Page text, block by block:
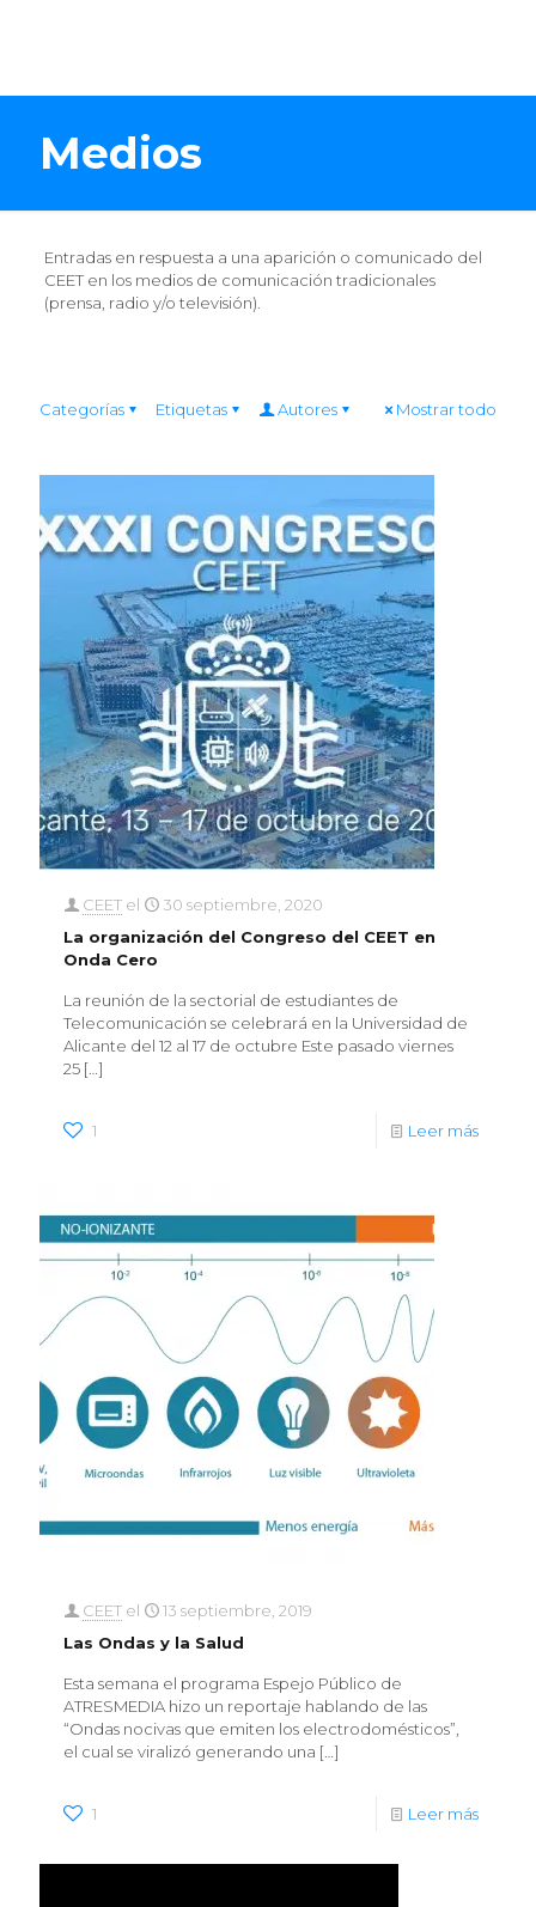
Medios
Entradas en respuesta a una aparición o comunicado del
CEET en los medios de comunicación tradicionales
(prensa, radio y/o televisión).
Categorías Etiquetas Autores Mostrar todo
CEET el
30 septiembre, 2020
La organización del Congreso del CEET en
Onda Cero
La reunión de la sectorial de estudiantes de
Telecomunicación se celebrará en la Universidad de
Alicante del 12 al 17 de octubre Este pasado viernes
25 […]
1 Leer más
CEET el
13 septiembre, 2019
Las Ondas y la Salud
Esta semana el programa Espejo Público de
ATRESMEDIA hizo un reportaje hablando de las
“Ondas nocivas que emiten los electrodomésticos”,
el cual se viralizó generando una […]
1 Leer más